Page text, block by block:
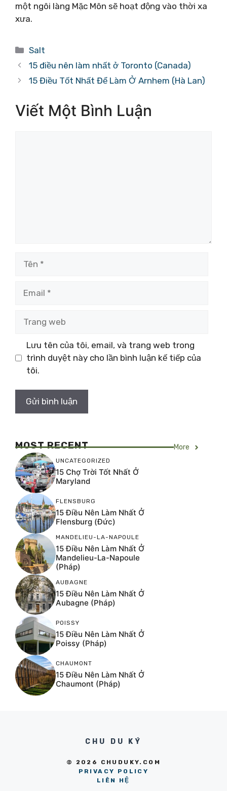
một ngôi làng Mặc Môn sẽ hoạt động vào thời xa
xưa.
Danh
mục
Salt
15 điều nên làm nhất ở Toronto (Canada)
15 Điều Tốt Nhất Để Làm Ở Arnhem (Hà Lan)
Viết Một Bình Luận
web
Lưu tên của tôi, email, và trang web trong
trình duyệt này cho lần bình luận kế tiếp của
tôi.
MOST RECENT More
UNCATEGORIZED
15 Chợ Trời Tốt Nhất Ở
Maryland
FLENSBURG
15 Điều Nên Làm Nhất Ở
Flensburg (Đức)
MANDELIEU-LA-NAPOULE
15 Điều Nên Làm Nhất Ở
Mandelieu-La-Napoule
(Pháp)
AUBAGNE
15 Điều Nên Làm Nhất Ở
Aubagne (Pháp)
POISSY
15 Điều Nên Làm Nhất Ở
Poissy (Pháp)
CHAUMONT
15 Điều Nên Làm Nhất Ở
Chaumont (Pháp)
CHU DU KÝ
© 2026 CHUDUKY.COM
PRIVACY POLICY
LIÊN HỆ